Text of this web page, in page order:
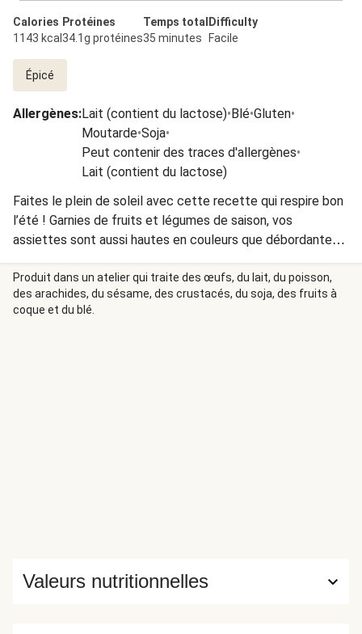
Calories
1143 kcal
Protéines
34.1g protéines
Temps total
35 minutes
Difficulty
Facile
Épicé
Allergènes:Lait (contient du lactose)•Blé•Gluten•
Moutarde•Soja•
Peut contenir des traces d'allergènes•
Lait (contient du lactose)
Faites le plein de soleil avec cette recette qui respire bon
l’été ! Garnies de fruits et légumes de saison, vos
assiettes sont aussi hautes en couleurs que débordantes
de fraîcheur. Un festival de parfums ensoleillés, pour un
repas qui prend un air de vacances… jusque sur vos papilles.
Produit dans un atelier qui traite des œufs, du lait, du poisson,
des arachides, du sésame, des crustacés, du soja, des fruits à
coque et du blé.
Valeurs nutritionnelles